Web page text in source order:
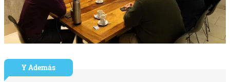
Y Además